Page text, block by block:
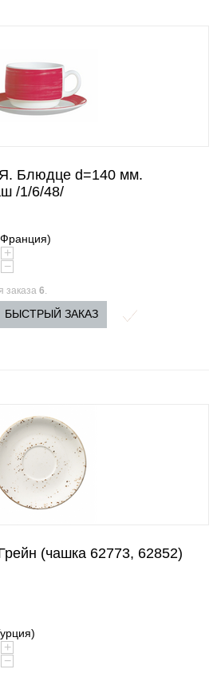
Блюдце d=140 мм.
/1/6/48/
+
−
заказа 6.
БЫСТРЫЙ ЗАКАЗ
(чашка 62773, 62852)
+
−